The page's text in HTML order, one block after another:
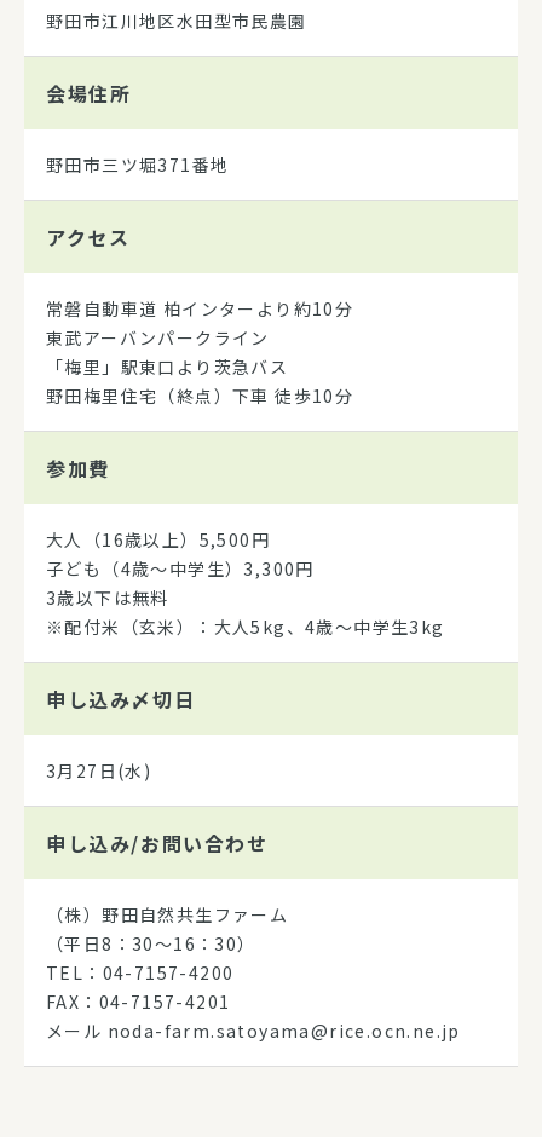
野田市江川地区水田型市民農園
会場住所
野田市三ツ堀371番地
アクセス
常磐自動車道 柏インターより約10分
東武アーバンパークライン
「梅里」駅東口より茨急バス
野田梅里住宅（終点）下車 徒歩10分
参加費
大人（16歳以上）5,500円
子ども（4歳～中学生）3,300円
3歳以下は無料
※配付米（玄米）：大人5kg、4歳～中学生3kg
申し込み〆切日
3月27日(水)
申し込み/お問い合わせ
（株）野田自然共生ファーム
（平日8：30～16：30）
TEL：04-7157-4200
FAX：04-7157-4201
メール noda-farm.satoyama@rice.ocn.ne.jp